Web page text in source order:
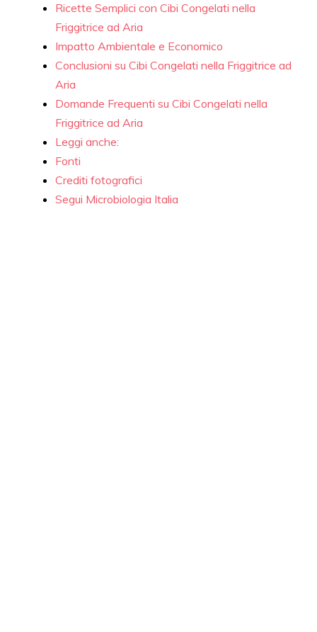
Ricette Semplici con Cibi Congelati nella
Friggitrice ad Aria
Impatto Ambientale e Economico
Conclusioni su Cibi Congelati nella Friggitrice ad
Aria
Domande Frequenti su Cibi Congelati nella
Friggitrice ad Aria
Leggi anche:
Fonti
Crediti fotografici
Segui Microbiologia Italia